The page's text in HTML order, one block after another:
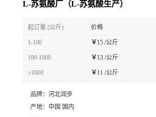
L-苏氨酸厂（L-苏氨酸生产）
起订量 (公斤) 价格
1-100 ￥15 /公斤
100-1000 ￥13 /公斤
≥1000 ￥11 /公斤
品牌： 河北润步
产地： 中国 国内